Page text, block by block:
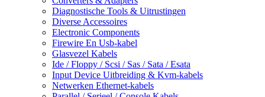
Diagnostische Tools & Uitrustingen
Diverse Accessoires
Electronic Components
Firewire En Usb-kabel
Glasvezel Kabels
Ide / Floppy / Scsi / Sas / Sata / Esata
Input Device Uitbreiding & Kvm-kabels
Netwerken Ethernet-kabels